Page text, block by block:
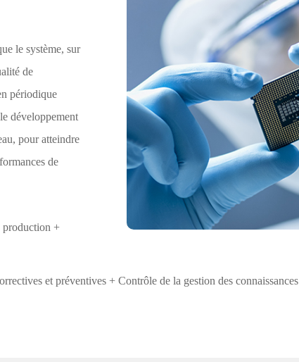
le système, sur
de
périodique
développement
pour atteindre
de
production +
et préventives + Contrôle de la gestion des connaissances